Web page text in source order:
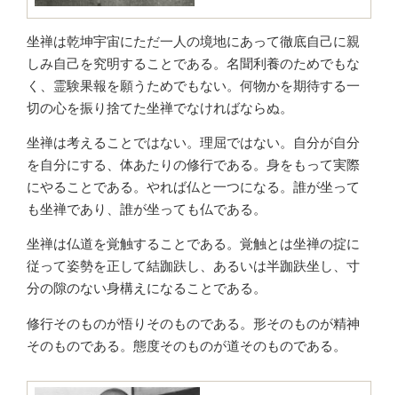
坐禅は乾坤宇宙にただ一人の境地にあって徹底自己に親
しみ自己を究明することである。名聞利養のためでもな
く、霊験果報を願うためでもない。何物かを期待する一
切の心を振り捨てた坐禅でなければならぬ。
坐禅は考えることではない。理屈ではない。自分が自分
を自分にする、体あたりの修行である。身をもって実際
にやることである。やれば仏と一つになる。誰が坐って
も坐禅であり、誰が坐っても仏である。
坐禅は仏道を覚触することである。覚触とは坐禅の掟に
従って姿勢を正して結跏趺し、あるいは半跏趺坐し、寸
分の隙のない身構えになることである。
修行そのものが悟りそのものである。形そのものが精神
そのものである。態度そのものが道そのものである。